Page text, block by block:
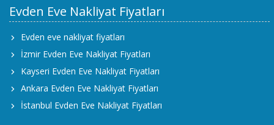
Evden Eve Nakliyat Fiyatları
Evden eve nakliyat fiyatları
İzmir Evden Eve Nakliyat Fiyatları
Kayseri Evden Eve Nakliyat Fiyatları
Ankara Evden Eve Nakliyat Fiyatları
İstanbul Evden Eve Nakliyat Fiyatları